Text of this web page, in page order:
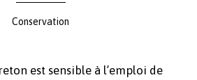
Conservation
est sensible à l’emploi de